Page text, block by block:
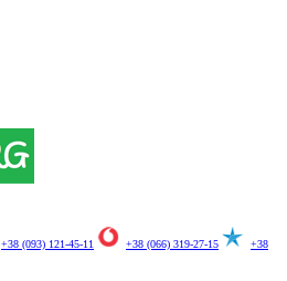
+38 (093) 121-45-11 +38 (066) 319-27-15
+38